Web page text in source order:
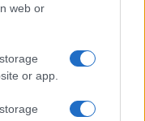
web or
or app.
di stipendio a
frequenza i
di stipendio?
osservino un